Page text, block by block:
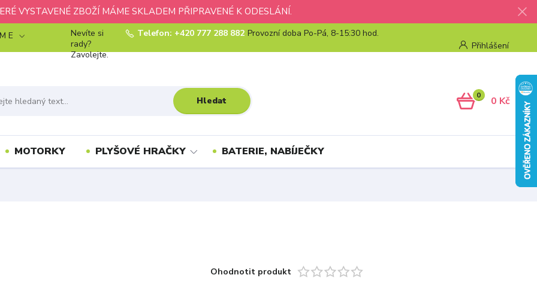
VYSTAVENÉ ZBOŽÍ MÁME SKLADEM PŘIPRAVENÉ K ODESLÁNÍ.
E
Přihlášení
Hledat
Nevíte si
rady?
Zavolejte.
Telefon: +420 777 288 882 Provozní doba Po-Pá, 8-15:30 hod.
0 0 Kč
MOTORKY PLYŠOVÉ HRAČKY BATERIE, NABÍJEČKY
Ohodnotit produkt